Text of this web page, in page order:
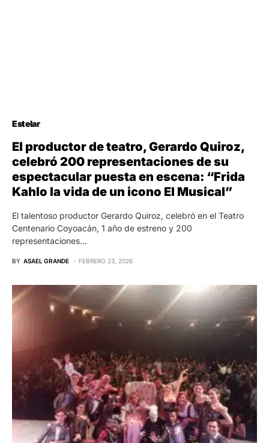
Estelar
El productor de teatro, Gerardo Quiroz,
celebró 200 representaciones de su
espectacular puesta en escena: “Frida
Kahlo la vida de un icono El Musical”
El talentoso productor Gerardo Quiroz, celebró en el Teatro
Centenario Coyoacán, 1 año de estreno y 200
representaciones…
BY ASAEL GRANDE FEBRERO 23, 2026